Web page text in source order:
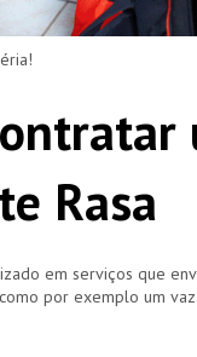
Rasa
em serviços que
por exemplo um